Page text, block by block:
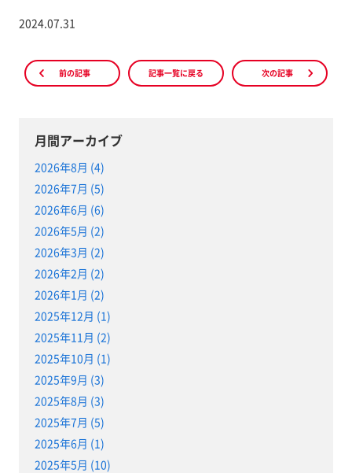
2024.07.31
前の記事 記事一覧に戻る 次の記事
月間アーカイブ
2026年8月 (4)
2026年7月 (5)
2026年6月 (6)
2026年5月 (2)
2026年3月 (2)
2026年2月 (2)
2026年1月 (2)
2025年12月 (1)
2025年11月 (2)
2025年10月 (1)
2025年9月 (3)
2025年8月 (3)
2025年7月 (5)
2025年6月 (1)
2025年5月 (10)